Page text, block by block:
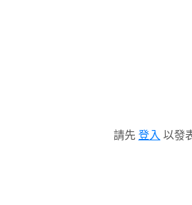
請先 登入 以發